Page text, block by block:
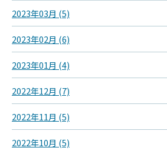
2023年03月 (5)
2023年02月 (6)
2023年01月 (4)
2022年12月 (7)
2022年11月 (5)
2022年10月 (5)